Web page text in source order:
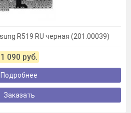
R519 RU черная (201.00039)
1 090 руб.
Подробнее
Заказать